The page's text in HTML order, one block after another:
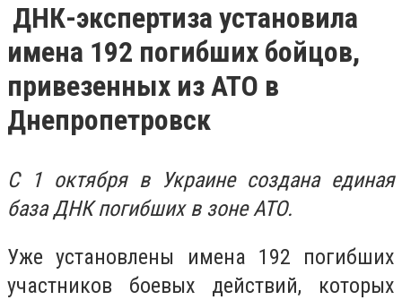
ДНК-экспертиза установила
имена 192 погибших бойцов,
привезенных из АТО в
Днепропетровск
С 1 октября в Украине создана единая
база ДНК погибших в зоне АТО.
Уже установлены имена 192 погибших
участников боевых действий, которых